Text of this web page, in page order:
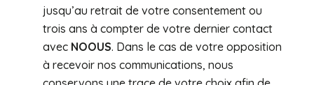
jusqu’au retrait de votre consentement ou
trois ans à compter de votre dernier contact
avec NOOUS. Dans le cas de votre opposition
à recevoir nos communications, nous